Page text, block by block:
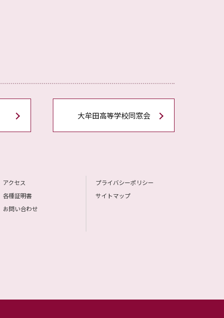
大牟田高等学校同窓会
アクセス
各種証明書
お問い合わせ
プライバシーポリシー
サイトマップ